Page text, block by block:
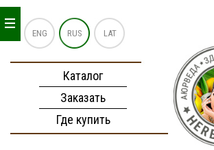
ENG RUS LAT
Каталог
Заказать
Где купить
_
_
_